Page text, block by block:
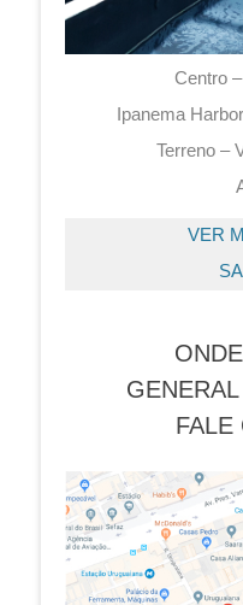
Centro
Ipanema
Terreno –
VER
FALE